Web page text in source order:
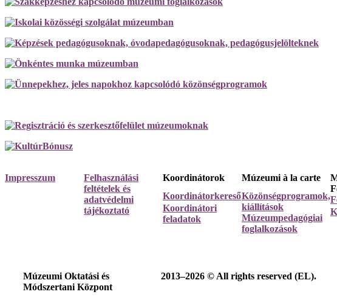
Impresszum
Felhasználási
feltételek és
adatvédelmi
tájékoztató
Koordinátorok
Koordinátorkereső
Koordinátori
feladatok
Múzeumi à la carte
Közönségprogramok,
kiállítások
Múzeumpedagógiai
foglalkozások
Múzeumi Oktatási és
Módszertani Központ
2013–2026 © All rights reserved (EL).